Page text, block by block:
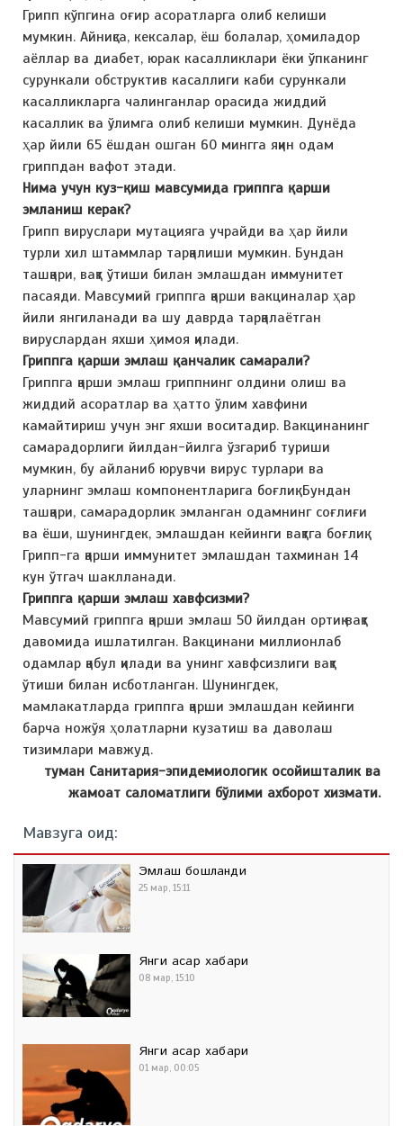
Грипп кўпгина оғир асоратларга олиб келиши
мумкин. Айниқса, кексалар, ёш болалар, ҳомиладор
аёллар ва диабет, юрак касалликлари ёки ўпканинг
сурункали обструктив касаллиги каби сурункали
касалликларга чалинганлар орасида жиддий
касаллик ва ўлимга олиб келиши мумкин. Дунёда
ҳар йили 65 ёшдан ошган 60 мингга яқин одам
гриппдан вафот этади.
Нима учун куз-қиш мавсумида гриппга қарши
эмланиш керак?
Грипп вируслари мутацияга учрайди ва ҳар йили
турли хил штаммлар тарқалиши мумкин. Бундан
ташқари, вақт ўтиши билан эмлашдан иммунитет
пасаяди. Мавсумий гриппга қарши вакциналар ҳар
йили янгиланади ва шу даврда тарқалаётган
вируслардан яхши ҳимоя қилади.
Гриппга қарши эмлаш қанчалик самарали?
Гриппга қарши эмлаш гриппнинг олдини олиш ва
жиддий асоратлар ва ҳатто ўлим хавфини
камайтириш учун энг яхши воситадир. Вакцинанинг
самарадорлиги йилдан-йилга ўзгариб туриши
мумкин, бу айланиб юрувчи вирус турлари ва
уларнинг эмлаш компонентларига боғлиқ. Бундан
ташқари, самарадорлик эмланган одамнинг соғлиғи
ва ёши, шунингдек, эмлашдан кейинги вақтга боғлиқ.
Грипп-га қарши иммунитет эмлашдан тахминан 14
кун ўтгач шаклланади.
Гриппга қарши эмлаш хавфсизми?
Мавсумий гриппга қарши эмлаш 50 йилдан ортиқ вақт
давомида ишлатилган. Вакцинани миллионлаб
одамлар қабул қилади ва унинг хавфсизлиги вақт
ўтиши билан исботланган. Шунингдек,
мамлакатларда гриппга қарши эмлашдан кейинги
барча ножўя ҳолатларни кузатиш ва даволаш
тизимлари мавжуд.
туман Санитария-эпидемиологик осойишталик ва
жамоат саломатлиги бўлими ахборот хизмати.
Мавзуга оид:
Эмлаш бошланди
25 мар, 15:11
Янги асар хабари
08 мар, 15:10
Янги асар хабари
01 мар, 00:05